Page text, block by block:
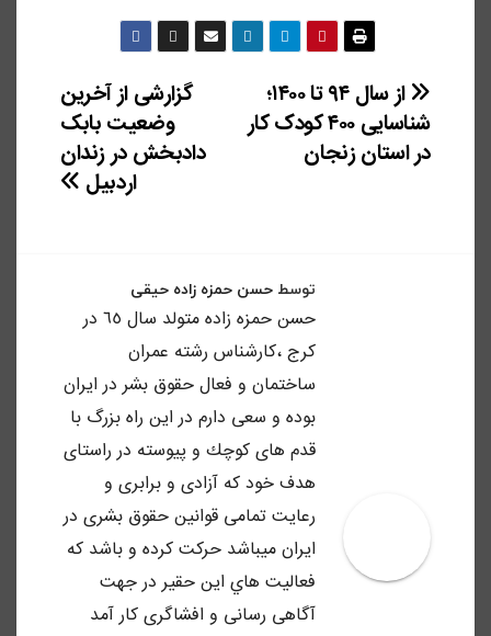
راهبری
نوشته
گزارشی از آخرین
وضعیت بابک
دادبخش در زندان
اردبیل
از سال ۹۴ تا ۱۴۰۰؛
شناسایی ۴۰۰ کودک کار
در استان زنجان
توسط حسن حمزه زاده حیقی
حسن حمزه زاده متولد سال ٦٥ در
كرج ،كارشناس رشته عمران
ساختمان و فعال حقوق بشر در ايران
بوده و سعى دارم در اين راه بزرگ با
قدم هاى كوچك و پيوسته در راستاى
هدف خود كه آزادى و برابرى و
رعايت تمامى قوانين حقوق بشرى در
ايران ميباشد حركت كرده و باشد كه
فعاليت هاي اين حقير در جهت
آگاهى رسانى و افشاگرى كار آمد